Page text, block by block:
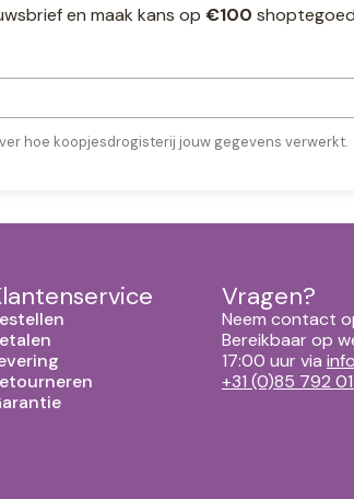
en maak kans op €100
hoe koopjesdrogisterij jouw gegevens verwerkt.
Vragen?
Neem contact
Bereikbaar op
17:00 uur via
+31 (0)85 792 01